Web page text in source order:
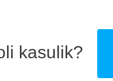
kasulik?